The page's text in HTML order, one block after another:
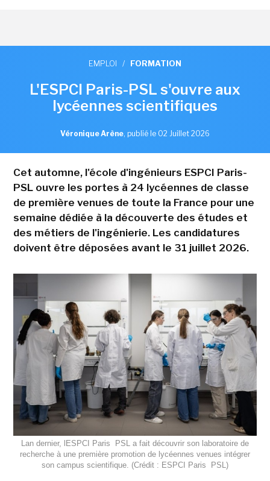
EMPLOI / FORMATION
L'ESPCI Paris-PSL s'ouvre aux
lycéennes scientifiques
Véronique Arène, publié le 02 Juillet 2026
Cet automne, l'école d'ingénieurs ESPCI Paris-
PSL ouvre les portes à 24 lycéennes de classe
de première venues de toute la France pour une
semaine dédiée à la découverte des études et
des métiers de l'ingénierie. Les candidatures
doivent être déposées avant le 31 juillet 2026.
Lan dernier, lESPCI Paris  PSL a fait découvrir son laboratoire de
recherche à une première promotion de lycéennes venues intégrer
son campus scientifique. (Crédit : ESPCI Paris  PSL)